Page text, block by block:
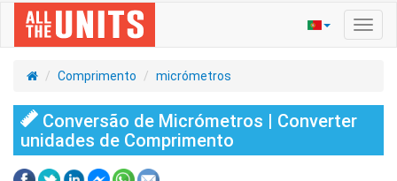
Comprimento micrómetros
Conversão de Micrómetros | Converter
unidades de Comprimento